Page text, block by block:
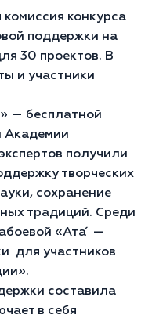
комиссия конкурса
поддержки на
30 проектов. В
и участники
— бесплатной
Академии
получили
творческих
сохранение
традиций. Среди
«Ата ́ —
для участников
составила
в себя